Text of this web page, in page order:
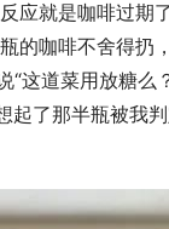
应就是咖啡过
的咖啡不舍得
“这道菜用放糖
起了那半瓶被我